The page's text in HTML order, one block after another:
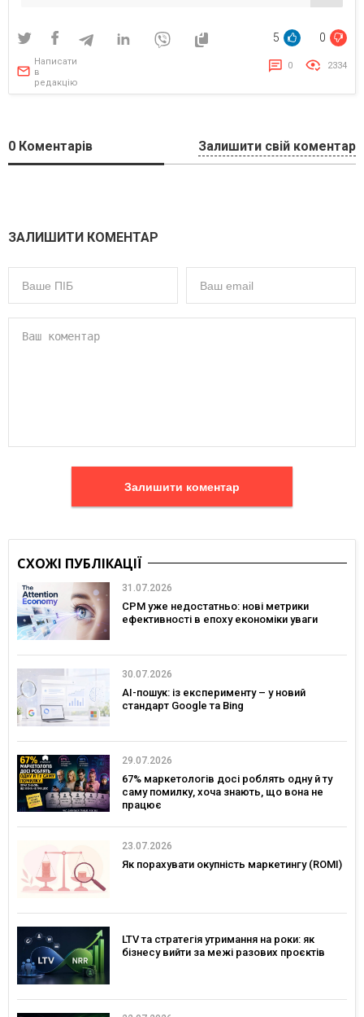
5 0
Написати
в
редакцію
0 2334
0 Коментарів Залишити свій коментар
ЗАЛИШИТИ КОМЕНТАР
Залишити коментар
СХОЖІ ПУБЛІКАЦІЇ
31.07.2026
CPM уже недостатньо: нові метрики
ефективності в епоху економіки уваги
30.07.2026
AI-пошук: із експерименту – у новий
стандарт Google та Bing
29.07.2026
67% маркетологів досі роблять одну й ту
саму помилку, хоча знають, що вона не
працює
23.07.2026
Як порахувати окупність маркетингу (ROMI)
LTV та стратегія утримання на роки: як
бізнесу вийти за межі разових проєктів